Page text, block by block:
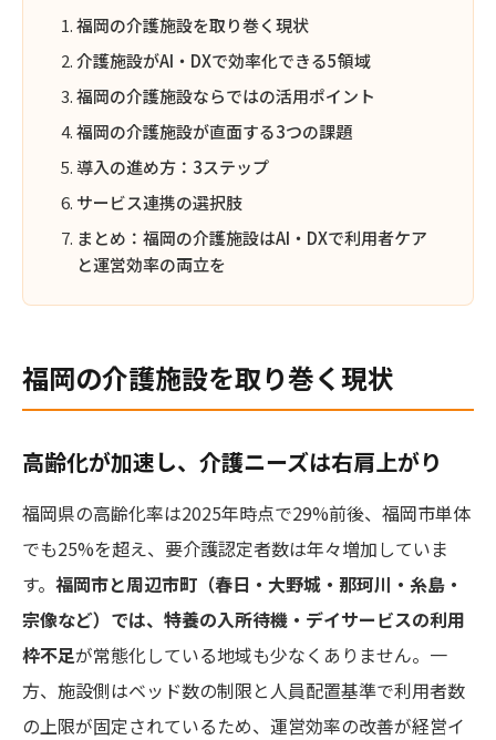
福岡の介護施設を取り巻く現状
介護施設がAI・DXで効率化できる5領域
福岡の介護施設ならではの活用ポイント
福岡の介護施設が直面する3つの課題
導入の進め方：3ステップ
サービス連携の選択肢
まとめ：福岡の介護施設はAI・DXで利用者ケア
と運営効率の両立を
福岡の介護施設を取り巻く現状
高齢化が加速し、介護ニーズは右肩上がり
福岡県の高齢化率は2025年時点で29%前後、福岡市単体
でも25%を超え、要介護認定者数は年々増加していま
す。 福岡市と周辺市町（春日・大野城・那珂川・糸島・
宗像など）では、特養の入所待機・デイサービスの利用
枠不足が常態化している地域も少なくありません。一
方、施設側はベッド数の制限と人員配置基準で利用者数
の上限が固定されているため、運営効率の改善が経営イ